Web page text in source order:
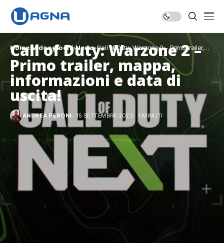
Home Videogiochi News Call of Duty: Warzone 2 – Primo trailer,
mappa, informazioni e data di uscita!
Call of Duty: Warzone 2 –
Primo trailer, mappa,
informazioni e data di
uscita!
ANDREA PERONI 15 SETTEMBRE 2022 1 MINUTI